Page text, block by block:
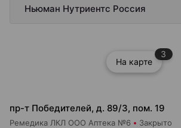
Ньюман Нутриентс Россия
На карте
3
пр-т Победителей, д. 89/3, пом. 19
Ремедика ЛКЛ ООО Аптека №6 Закрыто